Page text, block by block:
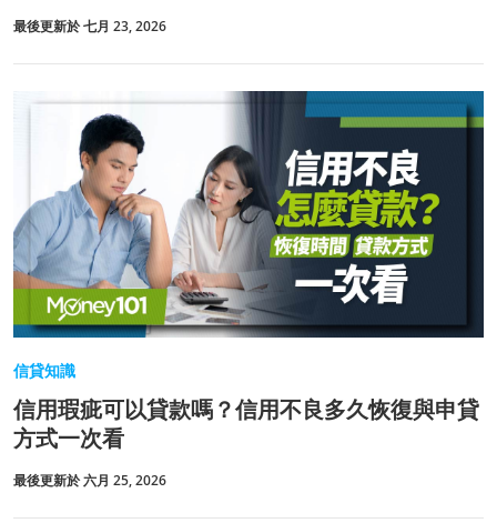
最後更新於 七月 23, 2026
信貸知識
信用瑕疵可以貸款嗎？信用不良多久恢復與申貸
方式一次看
最後更新於 六月 25, 2026